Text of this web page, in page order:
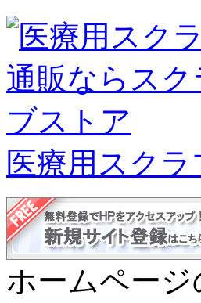
医療用スク
ホームペー